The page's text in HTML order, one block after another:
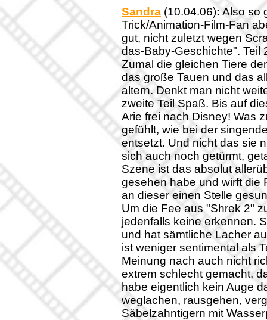
Sandra (10.04.06):Also so
Trick/Animation-Film-Fan
gut, nicht zuletzt wegen
das-Baby-Geschichte". Teil
Zumal die gleichen Tiere
das große Tauen und das
altern. Denkt man nicht
zweite Teil Spaß. Bis auf
Arie frei nach Disney! Was
gefühlt, wie bei der
entsetzt. Und nicht das sie
sich auch noch getürmt,
Szene ist das absolut
gesehen habe und wirft die
an dieser einen Stelle
Um die Fee aus "Shrek 2"
jedenfalls keine erkennen.
und hat sämtliche Lacher
ist weniger sentimental als
Meinung nach auch nicht
extrem schlecht gemacht,
habe eigentlich kein Auge
weglachen, rausgehen,
Säbelzahntigern mit